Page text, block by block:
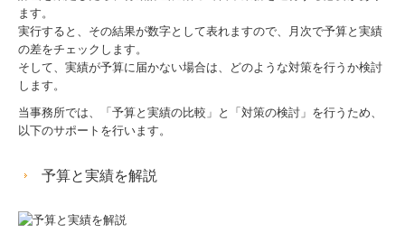
ます。
実行すると、その結果が数字として表れますので、月次で予算と実績
の差をチェックします。
そして、実績が予算に届かない場合は、どのような対策を行うか検討
します。
当事務所では、「予算と実績の比較」と「対策の検討」を行うため、
以下のサポートを行います。
予算と実績を解説